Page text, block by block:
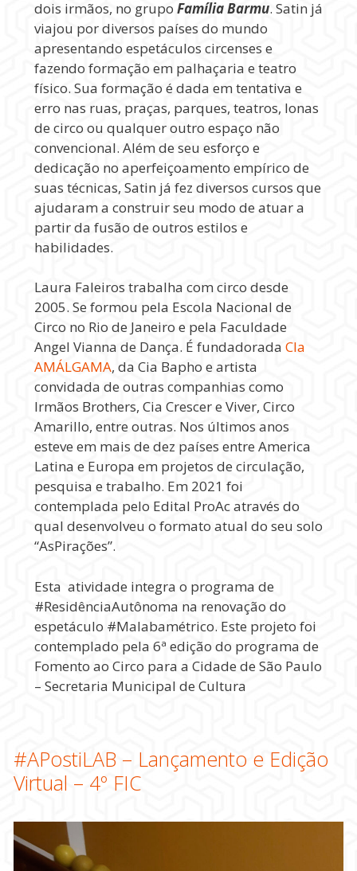
dois irmãos, no grupo Família Barmu. Satin já
viajou por diversos países do mundo
apresentando espetáculos circenses e
fazendo formação em palhaçaria e teatro
físico. Sua formação é dada em tentativa e
erro nas ruas, praças, parques, teatros, lonas
de circo ou qualquer outro espaço não
convencional. Além de seu esforço e
dedicação no aperfeiçoamento empírico de
suas técnicas, Satin já fez diversos cursos que
ajudaram a construir seu modo de atuar a
partir da fusão de outros estilos e
habilidades.
Laura Faleiros trabalha com circo desde
2005. Se formou pela Escola Nacional de
Circo no Rio de Janeiro e pela Faculdade
Angel Vianna de Dança. É fundadorada CIa
AMÁLGAMA, da Cia Bapho e artista
convidada de outras companhias como
Irmãos Brothers, Cia Crescer e Viver, Circo
Amarillo, entre outras. Nos últimos anos
esteve em mais de dez países entre America
Latina e Europa em projetos de circulação,
pesquisa e trabalho. Em 2021 foi
contemplada pelo Edital ProAc através do
qual desenvolveu o formato atual do seu solo
“AsPirações”.
Esta atividade integra o programa de
#ResidênciaAutônoma na renovação do
espetáculo #Malabamétrico. Este projeto foi
contemplado pela 6ª edição do programa de
Fomento ao Circo para a Cidade de São Paulo
– Secretaria Municipal de Cultura
#APostiLAB – Lançamento e Edição
Virtual – 4º FIC